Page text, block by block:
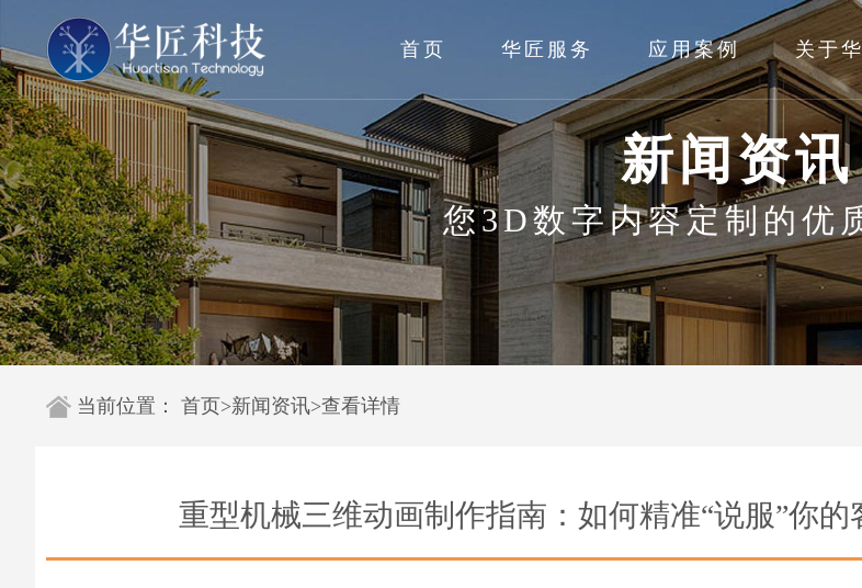
首页 华匠服务 应用案例 关于
新闻资讯
您3D数字内容定制的优
当前位置： 首页>新闻资讯>查看详情
重型机械三维动画制作指南：如何精准“说服”你的